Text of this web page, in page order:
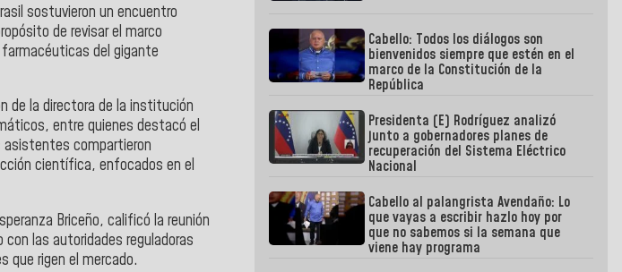
sostuvieron un encuentro
de revisar el marco
del gigante
de la directora de la institución
entre quienes destacó el
asistentes compartieron
científica, enfocados en el
Briceño, calificó la reunión
las autoridades reguladoras
que rigen el mercado.
Cabello: Todos los diálogos son
bienvenidos siempre que estén en el
marco de la Constitución de la
República
Presidenta (E) Rodríguez analizó
junto a gobernadores planes de
recuperación del Sistema Eléctrico
Nacional
Cabello al palangrista Avendaño: Lo
que vayas a escribir hazlo hoy por
que no sabemos si la semana que
viene hay programa